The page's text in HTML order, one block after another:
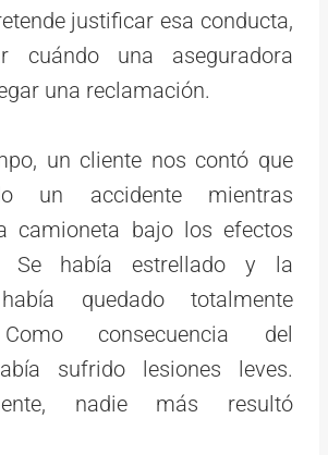
justificar esa conducta,
cuándo una aseguradora
una reclamación.
un cliente nos contó que
un accidente mientras
camioneta bajo los efectos
Se había estrellado y la
quedado totalmente
consecuencia del
sufrido lesiones leves.
nadie más resultó